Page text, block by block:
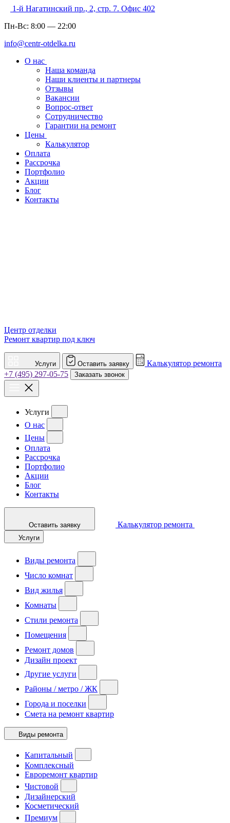
1-й Нагатинский пр., 2, стр. 7. Офис 402
Пн-Вс: 8:00 — 22:00
info@centr-otdelka.ru
О нас
Наша команда
Наши клиенты и партнеры
Отзывы
Вакансии
Вопрос-ответ
Сотрудничество
Гарантии на ремонт
Цены
Калькулятор
Оплата
Рассрочка
Портфолио
Акции
Блог
Контакты
Центр отделки
Ремонт квартир под ключ
Услуги Оставить заявку
Калькулятор ремонта
+7 (495) 297-05-75
Заказать звонок
Услуги
О нас
Цены
Оплата
Рассрочка
Портфолио
Акции
Блог
Контакты
Оставить заявку Калькулятор ремонта
Услуги
Виды ремонта
Число комнат
Вид жилья
Комнаты
Стили ремонта
Помещения
Ремонт домов
Дизайн проект
Другие услуги
Районы / метро / ЖК
Города и поселки
Смета на ремонт квартир
Виды ремонта
Капитальный
Комплексный
Евроремонт квартир
Чистовой
Дизайнерский
Косметический
Премиум